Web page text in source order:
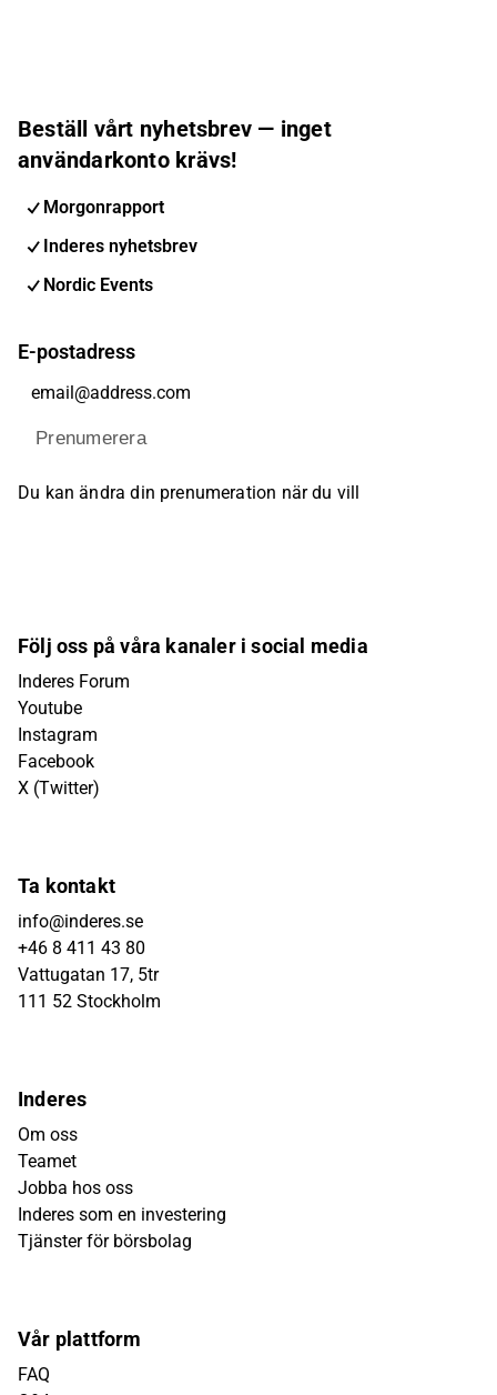
Beställ vårt nyhetsbrev — inget
användarkonto krävs!
Morgonrapport
Inderes nyhetsbrev
Nordic Events
E-postadress
Prenumerera
Du kan ändra din prenumeration när du vill
Följ oss på våra kanaler i social media
Inderes Forum
Youtube
Instagram
Facebook
X (Twitter)
Ta kontakt
info@inderes.se
+46 8 411 43 80
Vattugatan 17, 5tr
111 52 Stockholm
Inderes
Om oss
Teamet
Jobba hos oss
Inderes som en investering
Tjänster för börsbolag
Vår plattform
FAQ